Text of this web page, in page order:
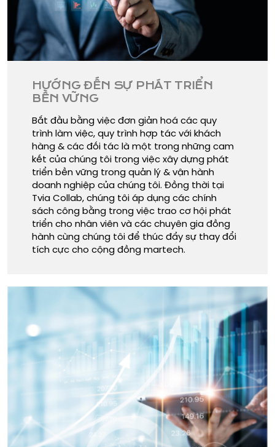
HƯỚNG ĐẾN SỰ PHÁT TRIỂN
BỀN VỮNG
Bắt đầu bằng việc đơn giản hoá các quy
trình làm việc, quy trình hợp tác với khách
hàng & các đối tác là một trong những cam
kết của chúng tôi trong việc xây dựng phát
triển bền vững trong quản lý & vận hành
doanh nghiệp của chúng tôi. Đồng thời tại
Tvia Collab, chúng tôi áp dụng các chính
sách công bằng trong việc trao cơ hội phát
triển cho nhân viên và các chuyên gia đồng
hành cùng chúng tôi để thúc đẩy sự thay đổi
tích cực cho cộng đồng martech.